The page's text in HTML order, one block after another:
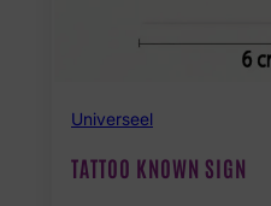
Universeel
TATTOO KNOWN SIGN